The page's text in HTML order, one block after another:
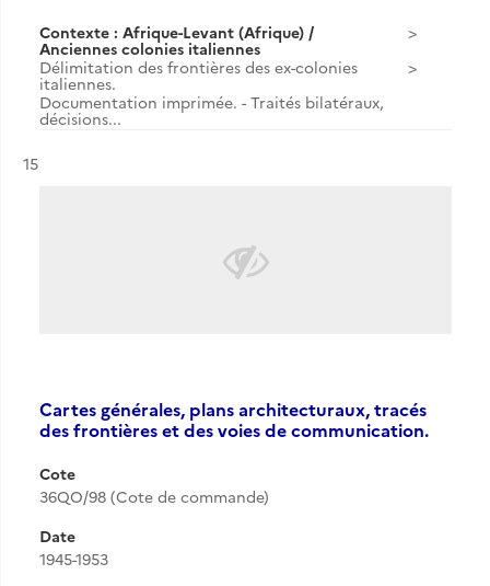
Contexte : Afrique-Levant (Afrique) /
Anciennes colonies italiennes
Délimitation des frontières des ex-colonies
italiennes.
Documentation imprimée. - Traités bilatéraux,
décisions...
Résultat n°
15
Cartes générales, plans architecturaux, tracés
des frontières et des voies de communication.
Cote
36QO/98 (Cote de commande)
Date
1945-1953